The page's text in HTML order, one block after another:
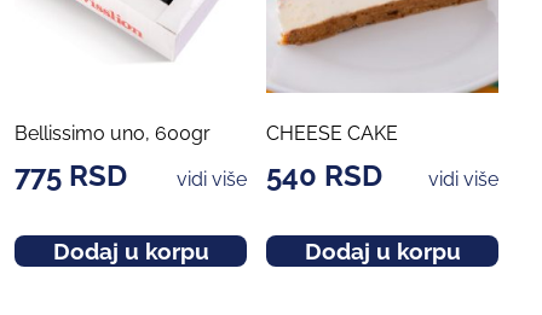
Bellissimo uno, 600gr
775 RSD vidi više
Dodaj u korpu
CHEESE CAKE
540 RSD vidi više
Dodaj u korpu